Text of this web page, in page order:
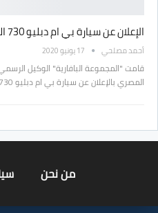
الإعلان عن سيارة بي ام دبليو 730 الجديده رسميًا في مصر !
أحمد مصلحي 17 يونيو 2020
قامت "المجموعة البافارية" الوكيل
المصري بالإعلان عن سيارة بي ام دبليو 730…
من نحن